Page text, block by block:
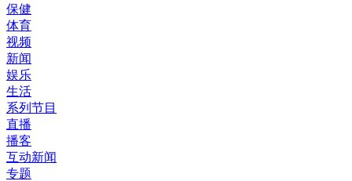
保健
体育
视频
新闻
娱乐
生活
系列节目
直播
播客
互动新闻
专题